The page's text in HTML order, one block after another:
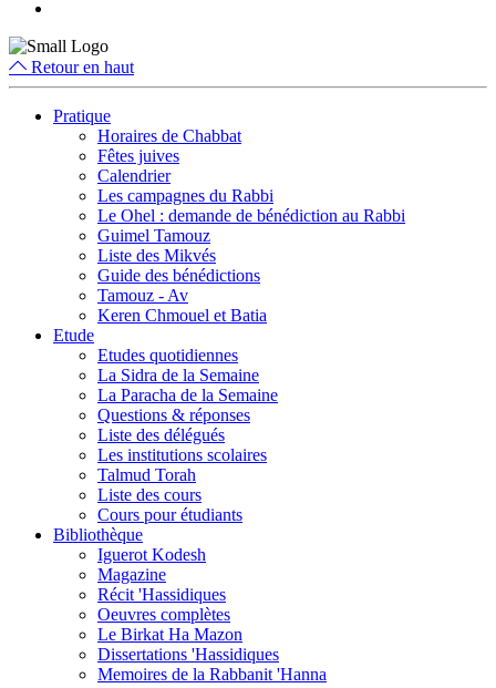
Retour en haut
Pratique
Horaires de Chabbat
Fêtes juives
Calendrier
Les campagnes du Rabbi
Le Ohel : demande de bénédiction au Rabbi
Guimel Tamouz
Liste des Mikvés
Guide des bénédictions
Tamouz - Av
Keren Chmouel et Batia
Etude
Etudes quotidiennes
La Sidra de la Semaine
La Paracha de la Semaine
Questions & réponses
Liste des délégués
Les institutions scolaires
Talmud Torah
Liste des cours
Cours pour étudiants
Bibliothèque
Iguerot Kodesh
Magazine
Récit 'Hassidiques
Oeuvres complètes
Le Birkat Ha Mazon
Dissertations 'Hassidiques
Memoires de la Rabbanit 'Hanna